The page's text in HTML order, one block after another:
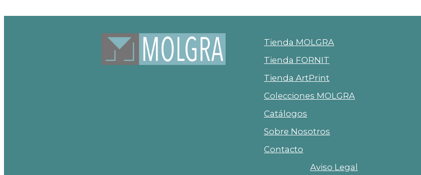
Tienda MOLGRA
Tienda FORNIT
Tienda ArtPrint
Colecciones MOLGRA
Catálogos
Sobre Nosotros
Contacto
Aviso Legal